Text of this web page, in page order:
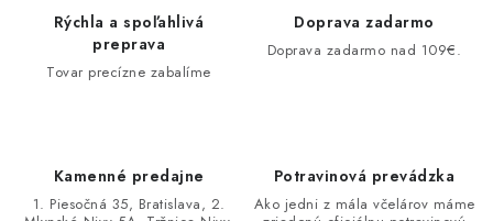
Rýchla a spoľahlivá
preprava
Tovar precízne zabalíme
Doprava zadarmo
Doprava zadarmo nad 109€.
Kamenné predajne
1. Piesočná 35, Bratislava, 2.
Potravinová prevádzka
Ako jedni z mála včelárov máme